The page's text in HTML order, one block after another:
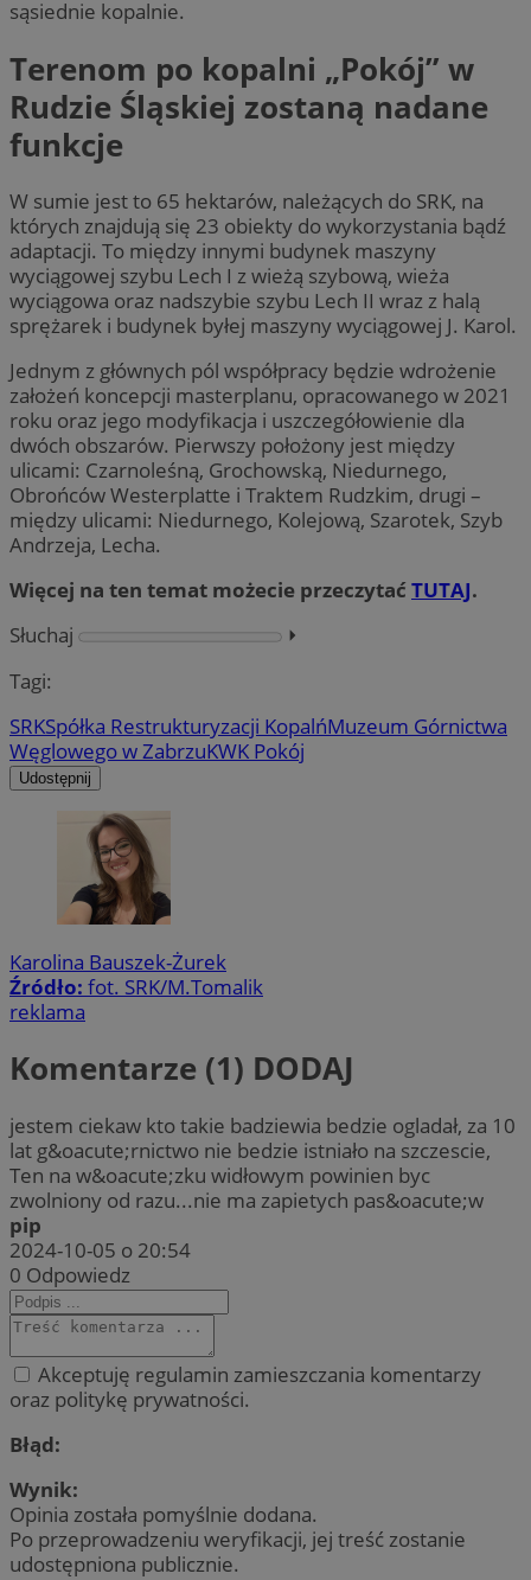
sąsiednie kopalnie.
Terenom po kopalni „Pokój” w
Rudzie Śląskiej zostaną nadane
funkcje
W sumie jest to 65 hektarów, należących do SRK, na
których znajdują się 23 obiekty do wykorzystania bądź
adaptacji. To między innymi budynek maszyny
wyciągowej szybu Lech I z wieżą szybową, wieża
wyciągowa oraz nadszybie szybu Lech II wraz z halą
sprężarek i budynek byłej maszyny wyciągowej J. Karol.
Jednym z głównych pól współpracy będzie wdrożenie
założeń koncepcji masterplanu, opracowanego w 2021
roku oraz jego modyfikacja i uszczegółowienie dla
dwóch obszarów. Pierwszy położony jest między
ulicami: Czarnoleśną, Grochowską, Niedurnego,
Obrońców Westerplatte i Traktem Rudzkim, drugi –
między ulicami: Niedurnego, Kolejową, Szarotek, Szyb
Andrzeja, Lecha.
Więcej na ten temat możecie przeczytać TUTAJ.
Słuchaj
⏵︎
Tagi:
SRKSpółka Restrukturyzacji KopalńMuzeum Górnictwa
Węglowego w ZabrzuKWK Pokój
Udostępnij
Karolina Bauszek-Żurek
Źródło: fot. SRK/M.Tomalik
reklama
Komentarze (1) DODAJ
jestem ciekaw kto takie badziewia bedzie ogladał, za 10
lat g&oacute;rnictwo nie bedzie istniało na szczescie,
Ten na w&oacute;zku widłowym powinien byc
zwolniony od razu...nie ma zapietych pas&oacute;w
pip
2024-10-05 o 20:54
0 Odpowiedz
Akceptuję regulamin zamieszczania komentarzy
oraz politykę prywatności.
Błąd:
Wynik:
Opinia została pomyślnie dodana.
Po przeprowadzeniu weryfikacji, jej treść zostanie
udostępniona publicznie.